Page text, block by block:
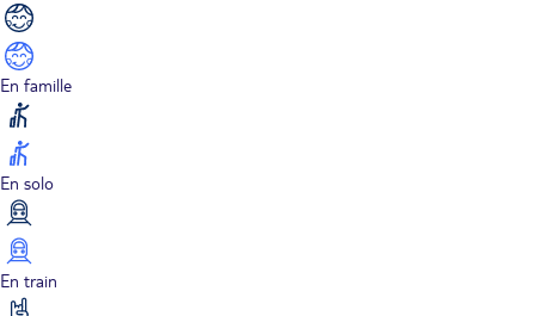
En famille
En solo
En train